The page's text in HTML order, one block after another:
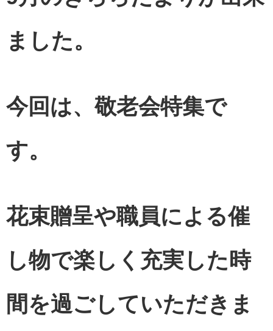
ました。
今回は、敬老会特集で
す。
花束贈呈や職員による催
し物で楽しく充実した時
間を過ごしていただきま